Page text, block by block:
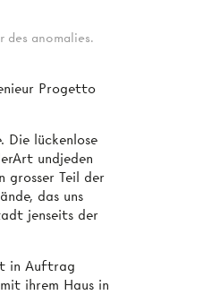
des anomalies.
Progetto
Die lückenlose
undjeden
grosser Teil der
das uns
jenseits der
in Auftrag
ihrem Haus in